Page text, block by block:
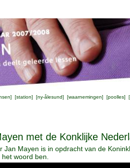
] [station] [ny-ålesund] [waarnemingen] [poolles] [
met de Konklijke
Jan Mayen is in opdracht van de
woord ben.